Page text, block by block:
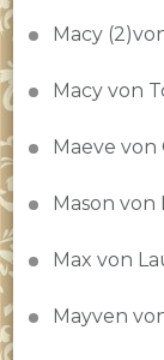
Macy
Macy von
Maeve von
Mason
Max von
Mayven